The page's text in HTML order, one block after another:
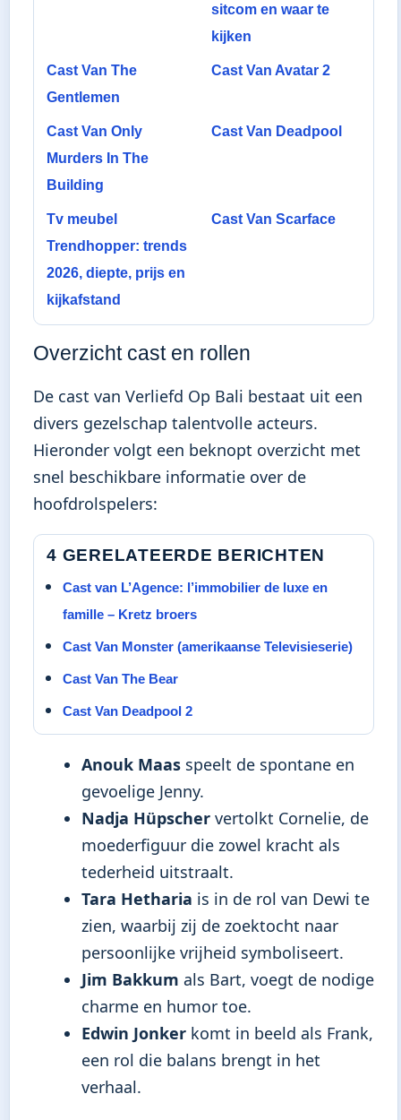
sitcom en waar te
kijken
Cast Van The
Gentlemen
Cast Van Avatar 2
Cast Van Only
Murders In The
Building
Cast Van Deadpool
Tv meubel
Trendhopper: trends
2026, diepte, prijs en
kijkafstand
Cast Van Scarface
Overzicht cast en rollen
De cast van Verliefd Op Bali bestaat uit een
divers gezelschap talentvolle acteurs.
Hieronder volgt een beknopt overzicht met
snel beschikbare informatie over de
hoofdrolspelers:
4 GERELATEERDE BERICHTEN
Cast van L’Agence: l’immobilier de luxe en
famille – Kretz broers
Cast Van Monster (amerikaanse Televisieserie)
Cast Van The Bear
Cast Van Deadpool 2
Anouk Maas speelt de spontane en
gevoelige Jenny.
Nadja Hüpscher vertolkt Cornelie, de
moederfiguur die zowel kracht als
tederheid uitstraalt.
Tara Hetharia is in de rol van Dewi te
zien, waarbij zij de zoektocht naar
persoonlijke vrijheid symboliseert.
Jim Bakkum als Bart, voegt de nodige
charme en humor toe.
Edwin Jonker komt in beeld als Frank,
een rol die balans brengt in het
verhaal.